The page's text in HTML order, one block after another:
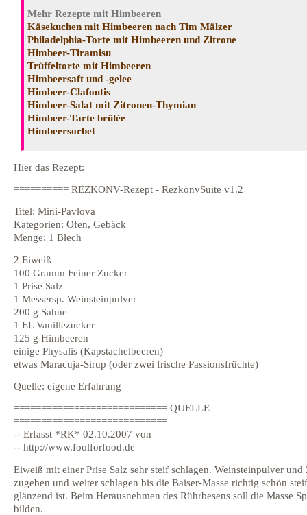
Mehr Rezepte mit Himbeeren
Käsekuchen mit Himbeeren nach Tim Mälzer
Philadelphia-Torte mit Himbeeren und Zitrone
Himbeer-Tiramisu
Trüffeltorte mit Himbeeren
Himbeersaft und -gelee
Himbeer-Clafoutis
Himbeer-Salat mit Zitronen-Thymian
Himbeer-Tarte brûlée
Himbeersorbet
Hier das Rezept:
========== REZKONV-Rezept - RezkonvSuite v1.2
Titel: Mini-Pavlova
Kategorien: Ofen, Gebäck
Menge: 1 Blech
2 Eiweiß
100 Gramm Feiner Zucker
1 Prise Salz
1 Messersp. Weinsteinpulver
200 g Sahne
1 EL Vanillezucker
125 g Himbeeren
einige Physalis (Kapstachelbeeren)
etwas Maracuja-Sirup (oder zwei frische Passionsfrüchte)
Quelle: eigene Erfahrung
============================ QUELLE
============================
-- Erfasst *RK* 02.10.2007 von
-- http://www.foolforfood.de
Eiweiß mit einer Prise Salz sehr steif schlagen. Weinsteinpulver und
zugeben und weiter schlagen bis die Baiser-Masse richtig schön
glänzend ist. Beim Herausnehmen des Rührbesens soll die Masse
bilden.